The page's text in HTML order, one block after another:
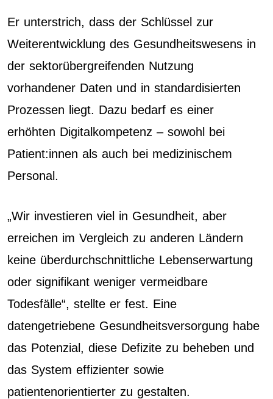
Er unterstrich, dass der Schlüssel zur
Weiterentwicklung des Gesundheitswesens in
der sektorübergreifenden Nutzung
vorhandener Daten und in standardisierten
Prozessen liegt. Dazu bedarf es einer
erhöhten Digitalkompetenz – sowohl bei
Patient:innen als auch bei medizinischem
Personal.
„Wir investieren viel in Gesundheit, aber
erreichen im Vergleich zu anderen Ländern
keine überdurchschnittliche Lebenserwartung
oder signifikant weniger vermeidbare
Todesfälle“, stellte er fest. Eine
datengetriebene Gesundheitsversorgung habe
das Potenzial, diese Defizite zu beheben und
das System effizienter sowie
patientenorientierter zu gestalten.